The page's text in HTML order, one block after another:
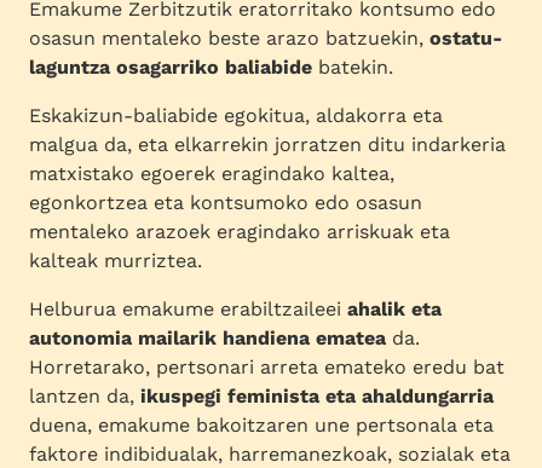
Emakume Zerbitzutik eratorritako kontsumo edo
osasun mentaleko beste arazo batzuekin, ostatu-
laguntza osagarriko baliabide batekin.
Eskakizun-baliabide egokitua, aldakorra eta
malgua da, eta elkarrekin jorratzen ditu indarkeria
matxistako egoerek eragindako kaltea,
egonkortzea eta kontsumoko edo osasun
mentaleko arazoek eragindako arriskuak eta
kalteak murriztea.
Helburua emakume erabiltzaileei ahalik eta
autonomia mailarik handiena ematea da.
Horretarako, pertsonari arreta emateko eredu bat
lantzen da, ikuspegi feminista eta ahaldungarria
duena, emakume bakoitzaren une pertsonala eta
faktore indibidualak, harremanezkoak, sozialak eta